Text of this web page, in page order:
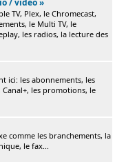
/ vidéo »
TV, Plex, le Chromecast,
le Multi TV, le
les radios, la lecture des
ici: les abonnements, les
les promotions, le
comme les branchements, la
le fax...